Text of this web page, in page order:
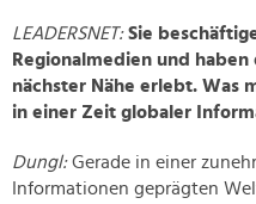
LEADERSNET: Sie
Regionalmedien und
nächster Nähe erlebt. Was
in einer Zeit globaler
Dungl:Gerade in einer
Informationen geprägten